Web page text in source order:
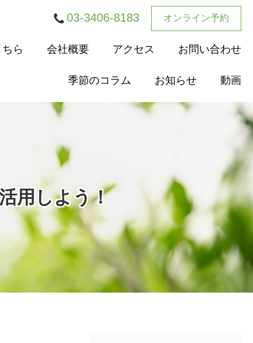
03-3406-8183 オンライン予約
ら 会社概要 アクセス お問い合わせ
季節のコラム お知らせ 動画
用しよう！